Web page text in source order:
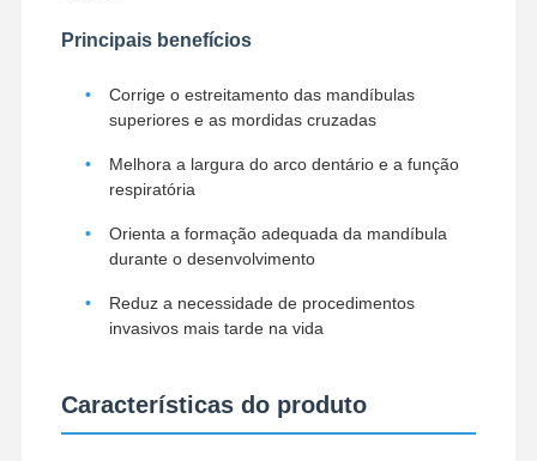
Casa Produtos
Quem
Somos
Fábrica
Principais benefícios
Corrige o estreitamento das mandíbulas
superiores e as mordidas cruzadas
Melhora a largura do arco dentário e a função
respiratória
Orienta a formação adequada da mandíbula
durante o desenvolvimento
Reduz a necessidade de procedimentos
invasivos mais tarde na vida
Características do produto